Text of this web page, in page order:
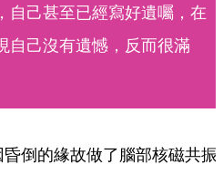
自己甚至已經寫好遺囑，在
自己沒有遺憾，反而很滿
倒的緣故做了腦部核磁共振